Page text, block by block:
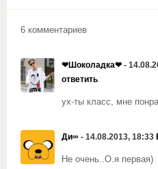
6 комментариев
❤Шоколадка❤ -
ответить
ух-ты класс, мне
Ди∞ - 14.08.2013, 18:33
Не очень..О.я первая)